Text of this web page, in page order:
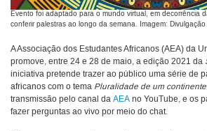
Evento foi adaptado para o mundo virtual, em decorrência
conferir palestras ao longo da semana. Imagem: Divulgação
A Associação dos Estudantes Africanos (AEA) da
promove, entre 24 e 28 de maio, a edição 2021 da
iniciativa pretende trazer ao público uma série de
africanos com o tema Pluralidade de um
transmissão pelo canal da AEA no YouTube, e os
fazer perguntas ao vivo por meio do chat.